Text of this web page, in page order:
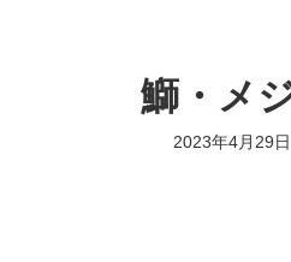
鰤・メ
2023年4月29日